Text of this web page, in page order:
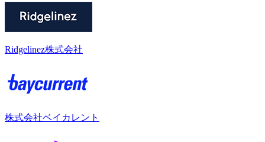
Ridgelinez株式会社
株式会社ベイカレント